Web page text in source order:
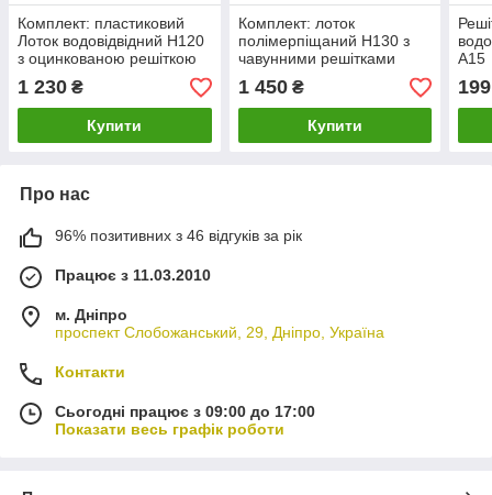
Комплект: пластиковий
Лоток водовідвідний H120
з оцинкованою решіткою
1 230 ₴
Купити
Комплект: лоток
полімерпіщаний Н130 з
чавунними решітками
1 450₴
Купити
А15
199
Про нас
96% позитивних з 46 відгуків за рік
Працює з 11.03.2010
м. Дніпро
проспект Слобожанський, 29, Дніпро, Україна
Контакти
Сьогодні працює з 09:00 до 17:00
Показати весь графік роботи